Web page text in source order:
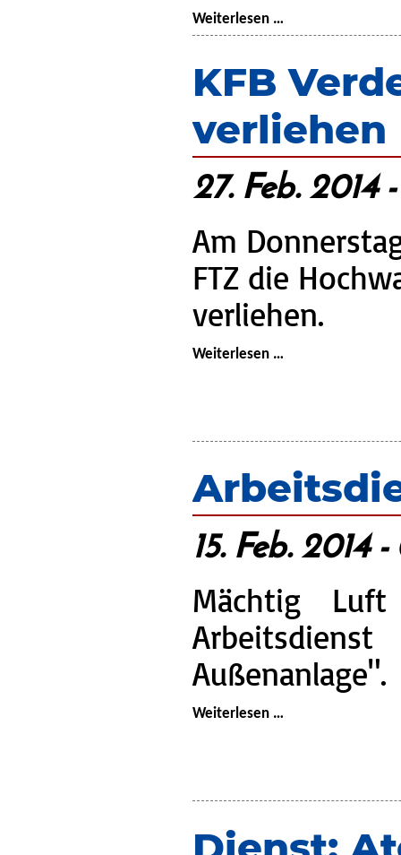
Weiterlesen …
Doppelkopfturnier
KFB
verliehen
27. Feb. 2014
Am
FTZ die
verliehen.
Weiterlesen …
verliehen
15. Feb. 2014
Mächtig
Außenanlage".
Weiterlesen …